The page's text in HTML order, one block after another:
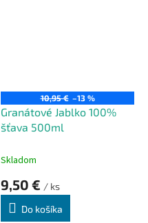
10,95 € –13 %
Granátové Jablko 100%
šťava 500ml
Skladom
9,50 € / ks
Do košíka